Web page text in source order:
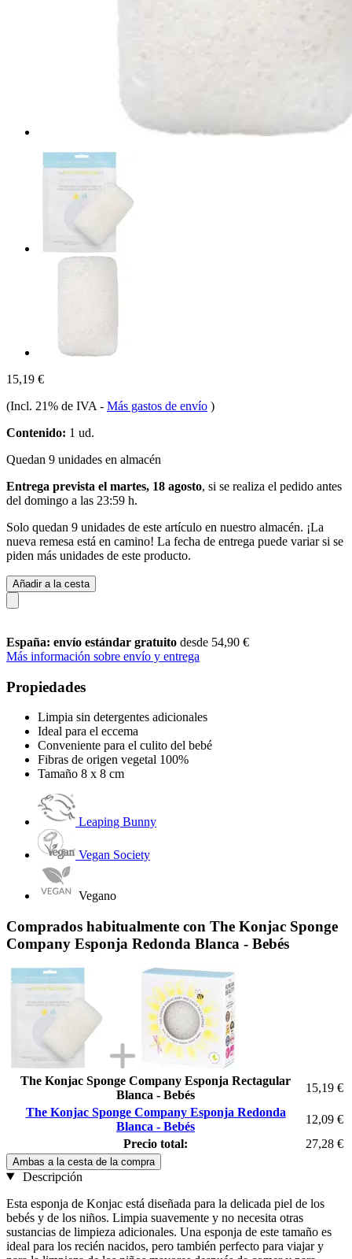
15,19 €
(Incl. 21% de IVA - Más gastos de envío )
Contenido: 1 ud.
Quedan 9 unidades en almacén
Entrega prevista el martes, 18 agosto, si se realiza el pedido antes
del domingo a las 23:59 h.
Solo quedan 9 unidades de este artículo en nuestro almacén. ¡La
nueva remesa está en camino! La fecha de entrega puede variar si se
piden más unidades de este producto.
Añadir a la cesta
España: envío estándar gratuito desde 54,90 €
Más información sobre envío y entrega
Propiedades
Limpia sin detergentes adicionales
Ideal para el eccema
Conveniente para el culito del bebé
Fibras de origen vegetal 100%
Tamaño 8 x 8 cm
Leaping Bunny
Vegan Society
Vegano
Comprados habitualmente con The Konjac Sponge
Company Esponja Redonda Blanca - Bebés
The Konjac Sponge Company Esponja Rectagular
Blanca - Bebés
15,19 €
The Konjac Sponge Company Esponja Redonda
Blanca - Bebés
12,09 €
Precio total:
27,28 €
Ambas a la cesta de la compra
Descripción
Esta esponja de Konjac está diseñada para la delicada piel de los
bebés y de los niños. Limpia suavemente y no necesita otras
sustancias de limpieza adicionales. Una esponja de este tamaño es
ideal para los recién nacidos, pero también perfecto para viajar y